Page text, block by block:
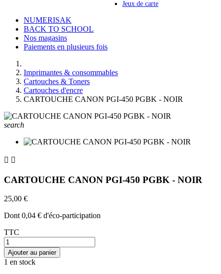
Jeux de carte
NUMERISAK
BACK TO SCHOOL
Nos magasins
Paiements en plusieurs fois
Imprimantes & consommables
Cartouches & Toners
Cartouches d'encre
CARTOUCHE CANON PGI-450 PGBK - NOIR
search
 
CARTOUCHE CANON PGI-450 PGBK - NOIR
25,00 €
Dont 0,04 € d'éco-participation
TTC
Ajouter au panier
1 en stock